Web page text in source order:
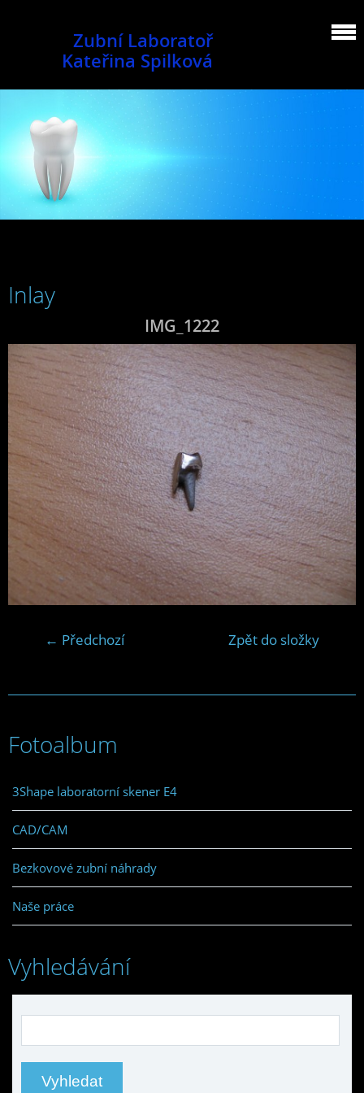
Zubní Laboratoř
Kateřina Spilková
Inlay
IMG_1222
← Předchozí Zpět do složky
Fotoalbum
3Shape laboratorní skener E4
CAD/CAM
Bezkovové zubní náhrady
Naše práce
Vyhledávání